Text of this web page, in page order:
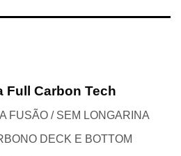
Full Carbon Tech
FUSÃO / SEM LONGARINA
DECK E BOTTOM